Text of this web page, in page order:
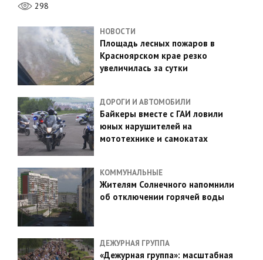
298
НОВОСТИ
Площадь лесных пожаров в
Красноярском крае резко
увеличилась за сутки
ДОРОГИ И АВТОМОБИЛИ
Байкеры вместе с ГАИ ловили
юных нарушителей на
мототехнике и самокатах
КОММУНАЛЬНЫЕ
Жителям Солнечного напомнили
об отключении горячей воды
ДЕЖУРНАЯ ГРУППА
«Дежурная группа»: масштабная